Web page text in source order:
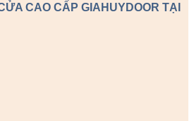
CAO CẤP GIAHUYDOOR TẠI